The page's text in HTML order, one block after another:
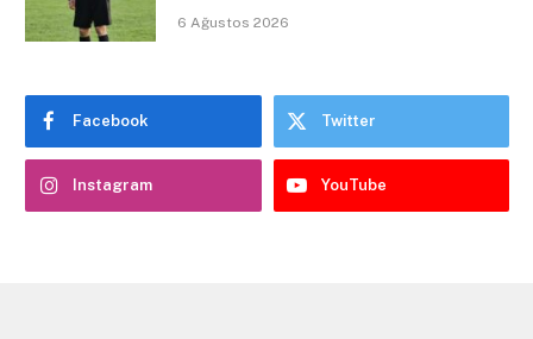
6 Ağustos 2026
Facebook Twitter
Instagram YouTube